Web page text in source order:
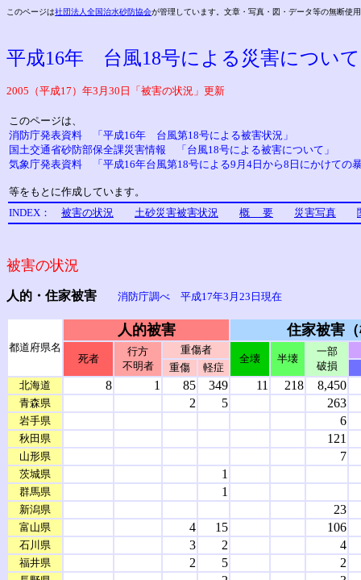
このページは社団法人全国治水砂防協会が管理しています。文章・写真・図・データ等の無断使
平成16年 台風18号による災害について
2005（平成17）年3月30日「被害の状況」更新
このページは、
消防庁発表資料 「平成16年 台風第18号による被害状況」
国土交通省砂防部保全課災害情報 「台風18号による被害について」
気象庁発表資料 「平成16年台風第18号による9月4日から8日にかけての
等をもとに作成しています。
INDEX：
被害の状況 土砂災害被害状況 概 要 災害写真
被害の状況
人的・住家被害 消防庁調べ 平成17年3月23日現在
都道府県名
人的被害 住家被害
死者
行方
不明者
重傷者
全壊 半壊
一部
破損
重傷
軽症
北海道
8 1 85 349 11 218 8,450
青森県 2 5 263
岩手県 6
秋田県 121
山形県 7
茨城県 1
群馬県 1
新潟県 23
富山県 4 15 106
石川県 3 2 4
福井県 2 5 2